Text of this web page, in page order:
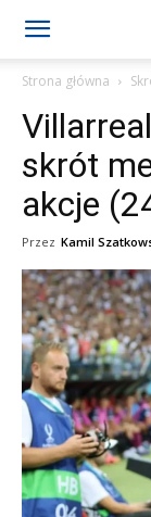
Strona główna
skrót
akcje
Przez Kamil